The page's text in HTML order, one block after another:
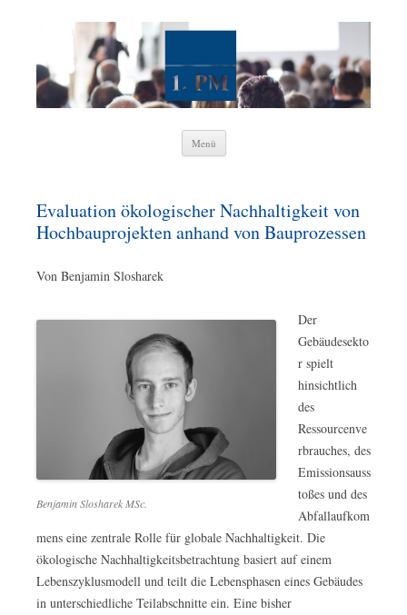
1. Wissenschaftliche Vereinigung
Projektmanagement e. V.
Menü Zum
springen
Evaluation ökologischer Nachhaltigkeit von
Hochbauprojekten anhand von Bauprozessen
Von Benjamin Slosharek
Benjamin Slosharek MSc.
Der
Gebäudesekto
r spielt
hinsichtlich
des
Ressourcenve
rbrauches, des
Emissionsauss
toßes und des
Abfallaufkom
mens eine zentrale Rolle für globale Nachhaltigkeit. Die
ökologische Nachhaltigkeitsbetrachtung basiert auf einem
Lebenszyklusmodell und teilt die Lebensphasen eines Gebäudes
in unterschiedliche Teilabschnitte ein. Eine bisher